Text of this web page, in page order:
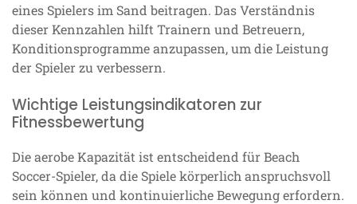
eines Spielers im Sand beitragen. Das Verständnis
dieser Kennzahlen hilft Trainern und Betreuern,
Konditionsprogramme anzupassen, um die Leistung
der Spieler zu verbessern.
Wichtige Leistungsindikatoren zur
Fitnessbewertung
Die aerobe Kapazität ist entscheidend für Beach
Soccer-Spieler, da die Spiele körperlich anspruchsvoll
sein können und kontinuierliche Bewegung erfordern.